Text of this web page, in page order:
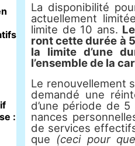
La dis­po­ni­bi­lité
actuel­le­ment
limite de 10 ans.
ront cette durée à
la limite d’une
l’ensem­ble de la
Le renou­vel­le­ment
demandé une
d’une période de
nan­ces
de ser­vi­ces
que (ceci pour
: